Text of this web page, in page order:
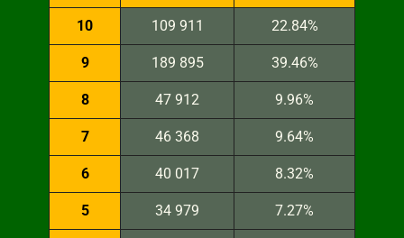
10 109 911 22.84%
9 189 895 39.46%
8 47 912 9.96%
7 46 368 9.64%
6 40 017 8.32%
5 34 979 7.27%